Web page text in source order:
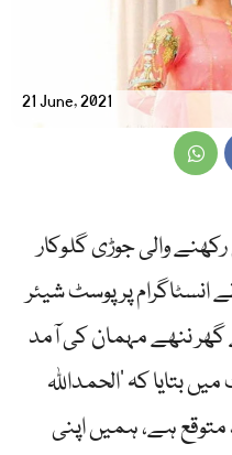
21 June, 2021
والی جوڑی گلوکار
انسٹاگرام پر پوسٹ شیئر
ننھے مہمان کی آمد
بتایا کہ ‘الحمداللہ
ہے، ہمیں اپنی